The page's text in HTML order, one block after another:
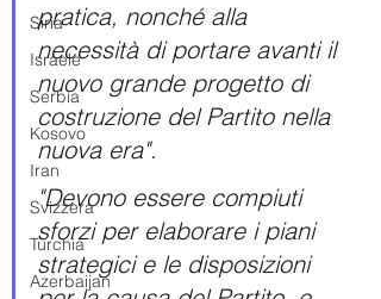
Siria
Israele
Serbia
Kosovo
Iran
Svizzera
Turchia
Azerbaijan
pratica, nonché alla
necessità di portare avanti il ​​
nuovo grande progetto di
costruzione del Partito nella
nuova era".
"Devono essere compiuti
sforzi per elaborare i piani
strategici e le disposizioni